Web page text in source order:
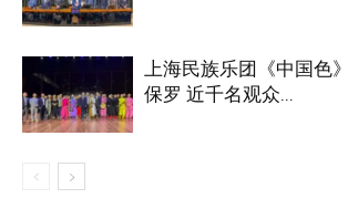
上海民族乐团《中国色
保罗 近千名观众...